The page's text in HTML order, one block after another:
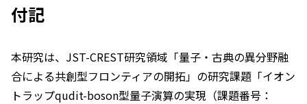
付記
本研究は、JST-CREST研究領域「量子・古典の異分野融
合による共創型フロンティアの開拓」の研究課題「イオン
トラップqudit-boson型量子演算の実現（課題番号：